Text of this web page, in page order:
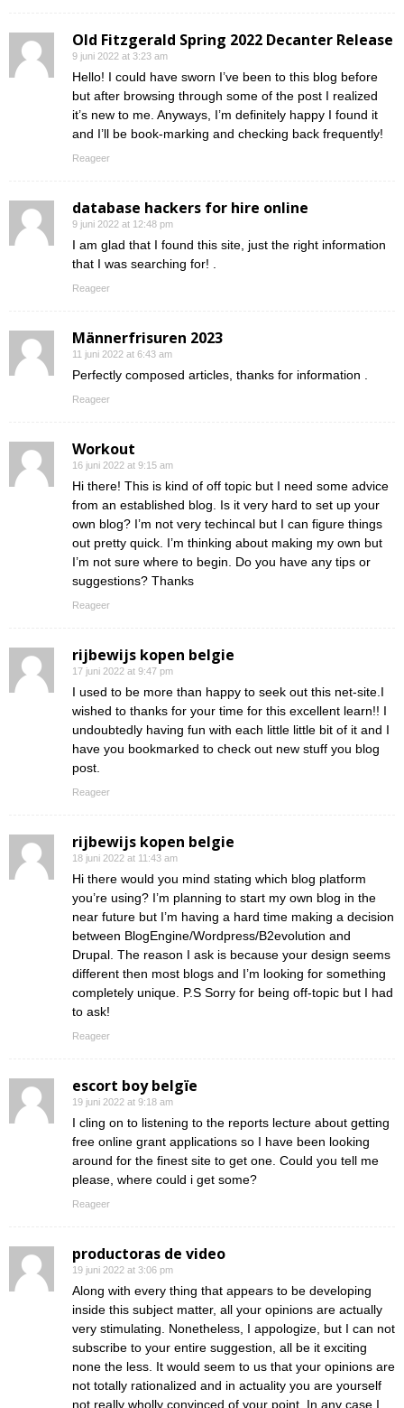
Old Fitzgerald Spring 2022 Decanter Release
9 juni 2022 at 3:23 am
Hello! I could have sworn I’ve been to this blog before
but after browsing through some of the post I realized
it’s new to me. Anyways, I’m definitely happy I found it
and I’ll be book-marking and checking back frequently!
Reageer
database hackers for hire online
9 juni 2022 at 12:48 pm
I am glad that I found this site, just the right information
that I was searching for! .
Reageer
Männerfrisuren 2023
11 juni 2022 at 6:43 am
Perfectly composed articles, thanks for information .
Reageer
Workout
16 juni 2022 at 9:15 am
Hi there! This is kind of off topic but I need some advice
from an established blog. Is it very hard to set up your
own blog? I’m not very techincal but I can figure things
out pretty quick. I’m thinking about making my own but
I’m not sure where to begin. Do you have any tips or
suggestions? Thanks
Reageer
rijbewijs kopen belgie
17 juni 2022 at 9:47 pm
I used to be more than happy to seek out this net-site.I
wished to thanks for your time for this excellent learn!! I
undoubtedly having fun with each little little bit of it and I
have you bookmarked to check out new stuff you blog
post.
Reageer
rijbewijs kopen belgie
18 juni 2022 at 11:43 am
Hi there would you mind stating which blog platform
you’re using? I’m planning to start my own blog in the
near future but I’m having a hard time making a decision
between BlogEngine/Wordpress/B2evolution and
Drupal. The reason I ask is because your design seems
different then most blogs and I’m looking for something
completely unique. P.S Sorry for being off-topic but I had
to ask!
Reageer
escort boy belgïe
19 juni 2022 at 9:18 am
I cling on to listening to the reports lecture about getting
free online grant applications so I have been looking
around for the finest site to get one. Could you tell me
please, where could i get some?
Reageer
productoras de video
19 juni 2022 at 3:06 pm
Along with every thing that appears to be developing
inside this subject matter, all your opinions are actually
very stimulating. Nonetheless, I appologize, but I can not
subscribe to your entire suggestion, all be it exciting
none the less. It would seem to us that your opinions are
not totally rationalized and in actuality you are yourself
not really wholly convinced of your point. In any case I